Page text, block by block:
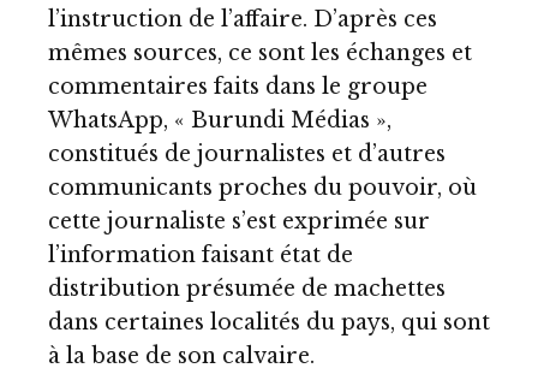
l’instruction de l’affaire. D’après ces
mêmes sources, ce sont les échanges et
commentaires faits dans le groupe
WhatsApp, « Burundi Médias »,
constitués de journalistes et d’autres
communicants proches du pouvoir, où
cette journaliste s’est exprimée sur
l’information faisant état de
distribution présumée de machettes
dans certaines localités du pays, qui sont
à la base de son calvaire.